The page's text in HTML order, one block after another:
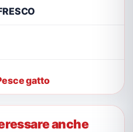
gatto
anche